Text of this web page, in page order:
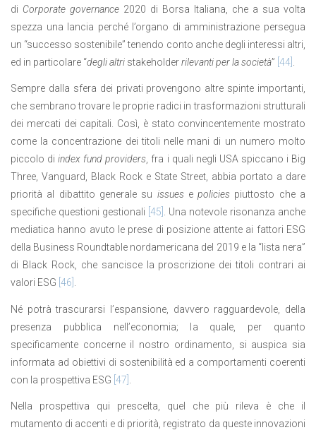
di Corporate governance 2020 di Borsa Italiana, che a sua volta
spezza una lancia perché l’organo di amministrazione persegua
un “successo sostenibile” tenendo conto anche degli interessi altri,
ed in particolare “degli altri stakeholderrilevanti per la società” [44]
Sempre dalla sfera dei privati provengono altre spinte importanti,
che sembrano trovare le proprie radici in trasformazioni strutturali
dei mercati dei capitali. Così, è stato convincentemente mostrato
come la concentrazione dei titoli nelle mani di un numero molto
piccolo diindex fund providers, fra i quali negli USA spiccano i Big
Three, Vanguard, Black Rock e State Street, abbia portato a dare
priorità al dibattito generale su issues epolicies piuttosto che a
specifiche questioni gestionali [45] . Una notevole risonanza anche
mediatica hanno avuto le prese di posizione attente ai fattori ESG
della Business Roundtable nordamericana del 2019 e la “lista nera”
di Black Rock, che sancisce la proscrizione dei titoli contrari ai
valori ESG [46] .
Né potrà trascurarsi l’espansione, davvero ragguardevole, della
presenza pubblica nell’economia; la quale, per quanto
specificamente concerne il nostro ordinamento, si auspica sia
informata ad obiettivi di sostenibilità ed a comportamenti coerenti
con la prospettiva ESG [47]
Nella prospettiva qui prescelta, quel che più rileva è che il
mutamento di accenti e di priorità, registrato da queste innovazioni